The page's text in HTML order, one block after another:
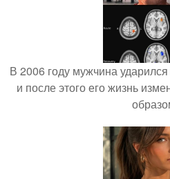
В 2006 году мужчина
и после этого его жизнь